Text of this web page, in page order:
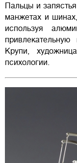
Пальцы и
манжетах и
используя
Крупи,
психологии.